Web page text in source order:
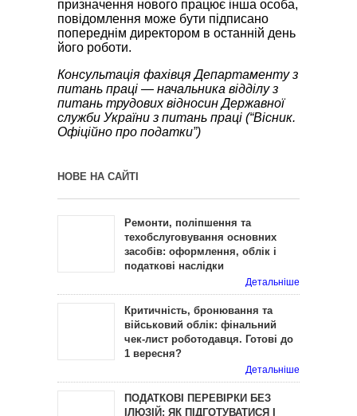
призначення нового працює інша особа,
повідомлення може бути підписано
попереднім директором в останній день
його роботи.
Консультація фахівця Департаменту з
питань праці — начальника відділу з
питань трудових відносин Державної
служби України з питань праці (“Вісник.
Офіційно про податки”)
НОВЕ НА САЙТІ
Ремонти, поліпшення та
техобслуговування основних
засобів: оформлення, облік і
податкові наслідки
Детальніше
Критичність, бронювання та
військовий облік: фінальний
чек-лист роботодавця. Готові до
1 вересня?
Детальніше
ПОДАТКОВІ ПЕРЕВІРКИ БЕЗ
ІЛЮЗІЙ: ЯК ПІДГОТУВАТИСЯ І